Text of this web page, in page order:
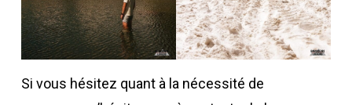
Si vous hésitez quant à la nécessité de